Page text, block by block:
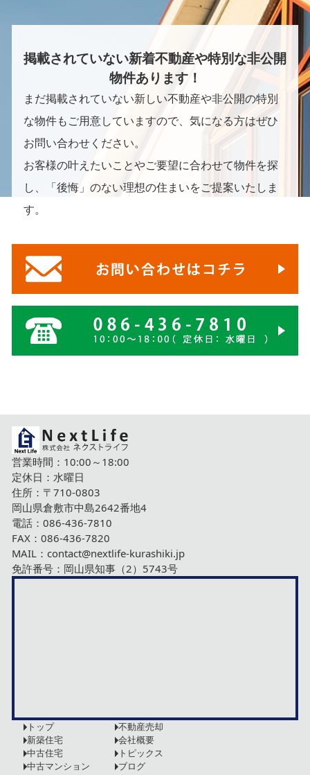
掲載されていない新着不動産や特別な非公開
物件あります！
まだ掲載されていない新しい不動産や非公開の特別
な物件もご用意していますので、気になる方はぜひ
お問い合わせください。
お客様の叶えたいことやご要望に合わせて物件を探
し、「後悔」のない理想の住まいをご提案いたしま
す。
営業時間：10:00～18:00
定休日：水曜日
住所：〒710-0803
岡山県倉敷市中島2642番地4
電話： 086-436-7810
FAX：086-436-7820
MAIL： contact@nextlife-kurashiki.jp
免許番号：岡山県知事（2）5743号
トップ
新築住宅
中古住宅
中古マンション
不動産売却
会社概要
トピックス
ブログ